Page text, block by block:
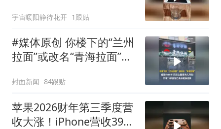
宇宙暖阳静待花开 1跟贴
#媒体原创 你楼下的“兰州
拉面”或改名“青海拉面”，
海人开的，天津72家面馆
已集体更换招牌
封面新闻 84跟贴
苹果2026财年第三季度营
收大涨！iPhone营收3926